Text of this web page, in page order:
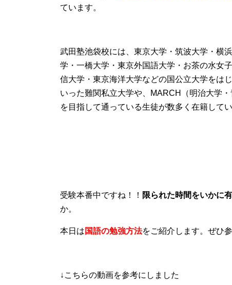
ています。
武田塾池袋校には、東京大学・筑波大学・横
学・一橋大学・東京外国語大学・お茶の水女
信大学・東京海洋大学などの国公立大学をは
いった難関私立大学や、MARCH（明治大学
を目指して通っている生徒が数多く在籍してい
受験本番中ですね！！ 限られた時間をいかに
か。
本日は 国語の勉強方法をご紹介します。ぜひ
↓こちらの動画を参考にしました